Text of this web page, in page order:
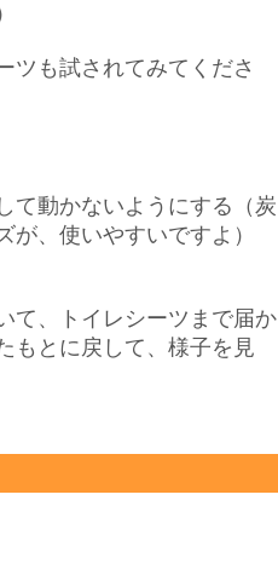
ツも試されてみてくださ
て動かないようにする（炭
、使いやすいですよ）
て、トイレシーツまで届か
もとに戻して、様子を見